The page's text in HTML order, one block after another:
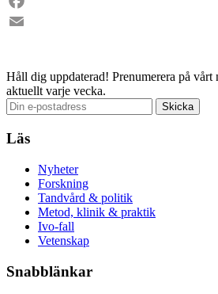
Facebook
Håll dig uppdaterad! Prenumerera på vårt
aktuellt varje vecka.
Läs
Nyheter
Forskning
Tandvård & politik
Metod, klinik & praktik
Ivo-fall
Vetenskap
Snabblänkar